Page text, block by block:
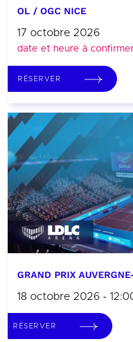
OL / OGC NICE
17 octobre 2026
date et heure à
RÉSERVER
GRAND PRIX
18 octobre 2026 -
RÉSERVER